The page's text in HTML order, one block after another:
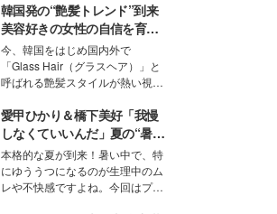
ニオン好き”という共通点を持つモ
デルの宮城舞と島村雄大の特別対
談をお届け！それぞれの視点か
ら、今作ならではの魅力や予想外
の感動をもたらす奥深いストーリ
ーについて熱く語り合ってもらっ
た。
韓国発の“艶髪トレンド”到来
美容好きの女性の自信を育む
「ヘアケア事情」って？
今、韓国をはじめ国内外で
「Glass Hair（グラスヘア）」と
呼ばれる艶髪スタイルが熱い視線
ションの完成度を高めるベースと
して、“髪そのものの美しさ”に改
めて注目する人が増えている様
子。今回は、そんな憧れの艶やか
な髪を日常で叶える、美容好きの
女性たちのヘアケア事情を紹介し
愛甲ひかり＆橋下美好「我慢
しなくていいんだ」夏の“暑さ
対策”の新しい選択肢とは？
本格的な夏が到来！暑い中で、特
にゆううつになるのが生理中のム
レや不快感ですよね。今回はプラ